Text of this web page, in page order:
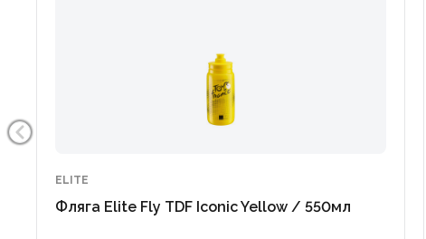
ELITE
Фляга Elite Fly TDF Iconic Yellow / 550мл